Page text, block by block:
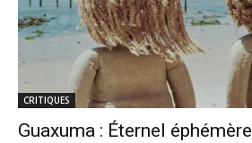
CRITIQUES
Guaxuma : Éternel éphémère